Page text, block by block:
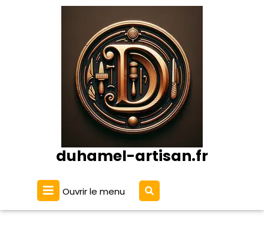
duhamel-artisan.fr
Ouvrir le menu Ouvrir
le
menu